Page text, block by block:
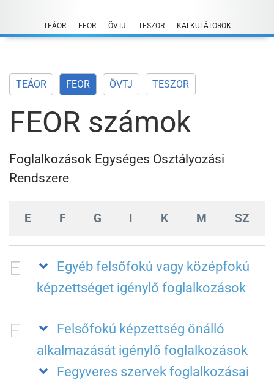
content
TEÁOR FEOR ÖVTJ TESZOR KALKULÁTOROK
TEÁOR FEOR ÖVTJ TESZOR
FEOR számok
Foglalkozások Egységes Osztályozási
Rendszere
E F G I K M SZ
E
Egyéb felsőfokú vagy középfokú
képzettséget igénylő foglalkozások
F
Felsőfokú képzettség önálló
alkalmazását igénylő foglalkozások
Fegyveres szervek foglalkozásai